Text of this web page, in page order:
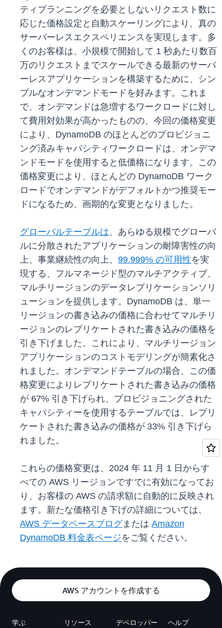
ティプランニングを必要としないリクエスト数に
応じた価格設定と自動スケーリングにより、真の
サーバーレスエクスペリエンスを実現します。多
くのお客様は、小規模で開始して 1 秒あたり数百
万のリクエストまでスケールできる最新のサーバ
ーレスアプリケーションを構築するために、シン
プルなオンデマンドモードを好みます。これま
で、オンデマンドは急増するワークロードに対し
て費用対効果が高かったものの、今回の価格変更
により、DynamoDB のほとんどのプロビジョニ
ング済みキャパシティワークロードは、オンデマ
ンドモードを使用すると低価格になります。この
価格変更により、ほとんどの DynamoDB ワーク
ロードでオンデマンドがデフォルトかつ推奨モー
ドになるため、画期的な変更となりました。
グローバルテーブルは、あらゆる規模でグローバ
ルに分散されたアプリケーションの耐障害性の向
上、事業継続性の向上、 99.999% の可用性を実
現する、フルマネージド型のマルチアクティブ、
マルチリージョンのデータレプリケーションソリ
ューションを提供します。DynamoDB は、単一
リージョンの書き込みの価格に合わせてマルチリ
ージョンのレプリケートされた書き込みの価格を
引き下げました。これにより、マルチリージョン
アプリケーションのコストモデリングが簡素化さ
れました。オンデマンドテーブルの場合、この価
格変更によりレプリケートされた書き込みの価格
が 67% 引き下げられ、プロビジョニングされた
キャパシティーを使用するテーブルでは、レプリ
ケートされた書き込みの価格が 33% 引き下げら
れました。
これらの価格変更は、2024 年 11 月 1 日からす
べての AWS リージョンですでに有効になってお
り、お客様の AWS の請求額に自動的に反映され
ます。新たな価格引き下げの詳細については、
AWS データベースブログまたは Amazon
DynamoDB 料金表ページをご覧ください。
AWS アカウントを作成する
学ぶ リソース デベロッパー ヘルプ